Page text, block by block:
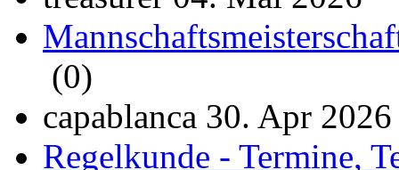
(0)
capablanca 30. Apr 2026
Regelkunde - Termine,